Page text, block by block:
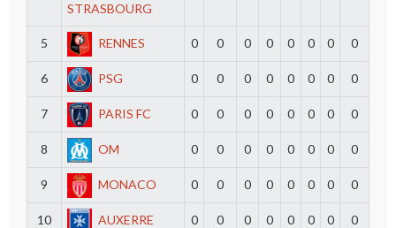
STRASBOURG
5 RENNES 0 0 0 0 0 0 0 0
6 PSG 0 0 0 0 0 0 0 0
7 PARIS FC 0 0 0 0 0 0 0 0
8 OM 0 0 0 0 0 0 0 0
9 MONACO 0 0 0 0 0 0 0 0
10 AUXERRE 0 0 0 0 0 0 0 0